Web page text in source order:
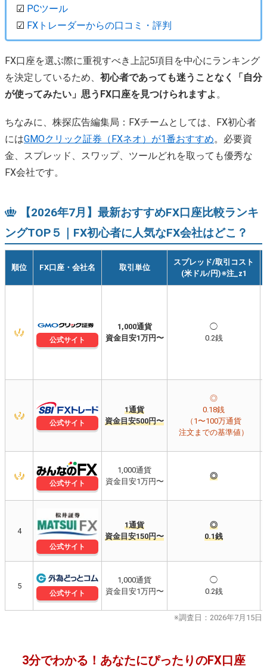
☑ PCツール
☑ FXトレーダーからの口コミ・評判
FX口座を選ぶ際に重視すべき上記5項目を中心にランキング
を決定しているため、 初心者であっても迷うことなく「自分
が使ってみたい」思うFX口座を見つけられますよ。
ちなみに、株探広告編集局：FXチームとしては、FX初心者
にはGMOクリック証券（FXネオ）が1番おすすめ。必要資
金、スプレッド、スワップ、ツールどれを取っても優秀な
FX会社です。
【2026年7月】最新おすすめFX口座比較ランキ
ングTOP５｜FX初心者に人気なFX会社はどこ？
順位 FX口座・会社名 取引単位
スプレッド/取引コスト
(米ドル/円)※注_z1
公式サイト
1,000通貨
資金目安1万円〜
◯
0.2銭
公式サイト
1通貨
資金目安500円〜
◎
0.18銭
（1〜100万通貨
注文までの基準値）
公式サイト
1,000通貨
資金目安1万円〜
◎
4
公式サイト
1通貨
資金目安150円〜
◎
0.1銭
5
公式サイト
1,000通貨
資金目安1万円〜
◯
0.2銭
※調査日：2026年7月15日
3分でわかる！あなたにぴったりのFX口座